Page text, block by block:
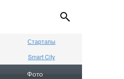
Стартапы
Smart City
Фото